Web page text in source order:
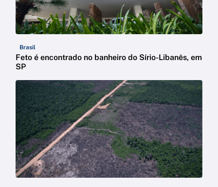
Brasil
Feto é encontrado no banheiro do Sírio-Libanês, em
SP